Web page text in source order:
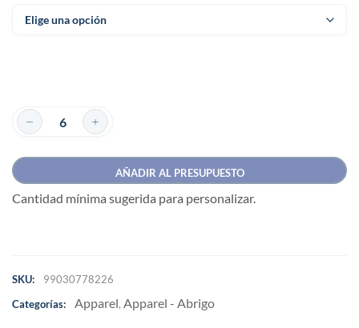
AÑADIR AL PRESUPUESTO
Cantidad mínima sugerida para personalizar.
SKU:
99030778226
Categorías:
Apparel, Apparel - Abrigo